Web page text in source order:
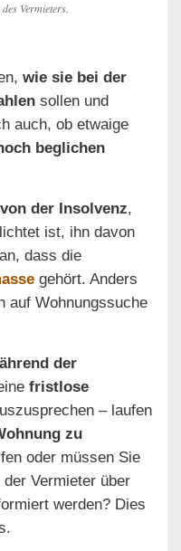
Vermieters.
wie sie bei der
sollen und
auch, ob etwaige
beglichen
der Insolvenz,
ist, ihn davon
dass die
gehört. Anders
auf Wohnungssuche
der
fristlose
– laufen
zu
oder müssen Sie
Vermieter über
werden? Dies